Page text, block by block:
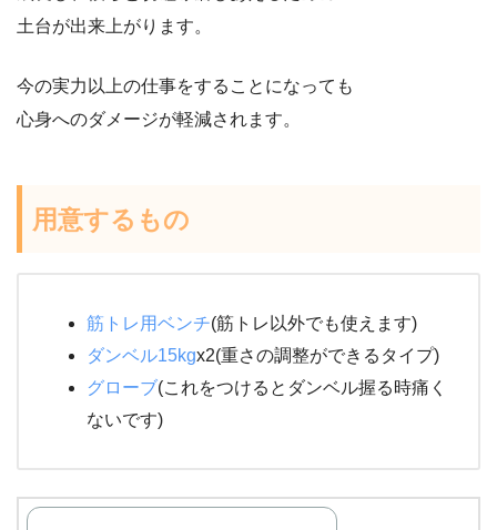
土台が出来上がります。
今の実力以上の仕事をすることになっても
心身へのダメージが軽減されます。
用意するもの
筋トレ用ベンチ(筋トレ以外でも使えます)
ダンベル15kgx2(重さの調整ができるタイプ)
グローブ(これをつけるとダンベル握る時痛く
ないです)